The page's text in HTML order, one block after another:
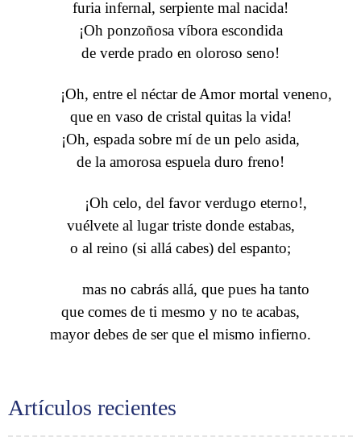
Artículos recientes
furia infernal, serpiente mal nacida!
¡Oh ponzoñosa víbora escondida
de verde prado en oloroso seno!
¡Oh, entre el néctar de Amor mortal veneno,
que en vaso de cristal quitas la vida!
¡Oh, espada sobre mí de un pelo asida,
de la amorosa espuela duro freno!
¡Oh celo, del favor verdugo eterno!,
vuélvete al lugar triste donde estabas,
o al reino (si allá cabes) del espanto;
mas no cabrás allá, que pues ha tanto
que comes de ti mesmo y no te acabas,
mayor debes de ser que el mismo infierno.